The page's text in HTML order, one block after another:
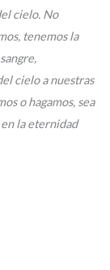
cielo. No
tenemos la
cielo a nuestras
o hagamos, sea
la eternidad